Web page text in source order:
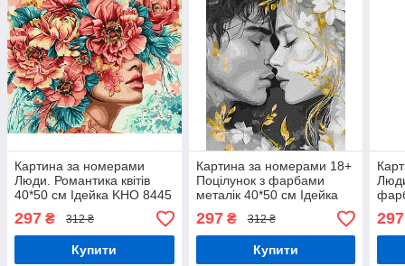
Картина за номерами
Люди. Романтика квітів
40*50 см Ідейка KHO 8445
297 ₴ 312 ₴
Купити
Картина за номерами 18+
Поцілунок з фарбами
металік 40*50 см Ідейка
297₴ 312 ₴
Купити
297